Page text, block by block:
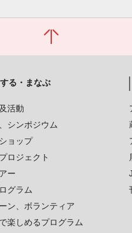
る・まなぶ
活動
シンポジウム
ョップ
ロジェクト
ー
グラム
ン、ボランティア
楽しめるプログラム